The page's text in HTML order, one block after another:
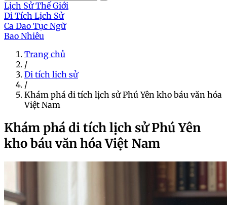
Lịch Sử Thế Giới
Di Tích Lịch Sử
Ca Dao Tục Ngữ
Bao Nhiêu
Trang chủ
/
Di tích lịch sử
/
Khám phá di tích lịch sử Phú Yên kho báu văn hóa
Việt Nam
Khám phá di tích lịch sử Phú Yên
kho báu văn hóa Việt Nam